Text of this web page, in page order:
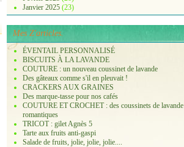
Janvier 2025 (23)
Mes Z'articles.
ÉVENTAIL PERSONNALISÉ
BISCUITS À LA LAVANDE
COUTURE : un nouveau coussinet de lavande
Des gâteaux comme s'il en pleuvait !
CRACKERS AUX GRAINES
Des marque-tasse pour nos cafés
COUTURE ET CROCHET : des coussinets de lavande
romantiques
TRICOT : gilet Agnès 5
Tarte aux fruits anti-gaspi
Salade de fruits, jolie, jolie, jolie....